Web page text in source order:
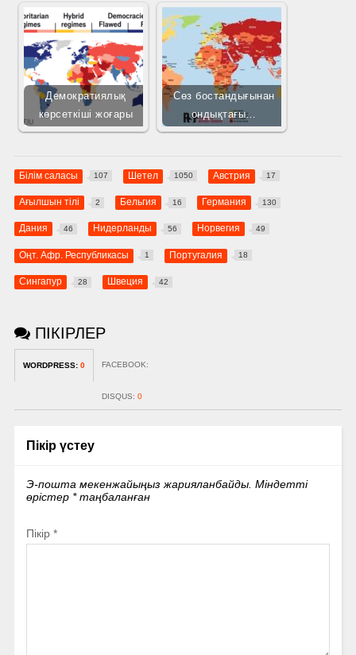
Демократиялық
көрсеткіші жоғары
Сөз бостандығынан
ондықтағы…
Білім саласы 107 Шетел 1050 Австрия 17
Ағылшын тілі 2 Бельгия 16 Германия 130
Дания 46 Нидерланды 56 Норвегия 49
Оңт. Афр. Республикасы 1 Португалия 18
Сингапур 28 Швеция 42
ПІКІРЛЕР
WORDPRESS: 0 FACEBOOK:
DISQUS: 0
Пікір үстеу
Э-пошта мекенжайыңыз жарияланбайды. Міндетті
өрістер *таңбаланған
Пікір *